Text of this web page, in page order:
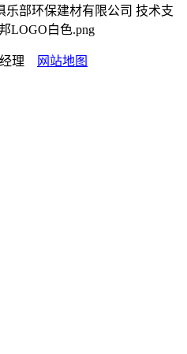
乐部环保建材有限公司 技术支
经理 网站地图